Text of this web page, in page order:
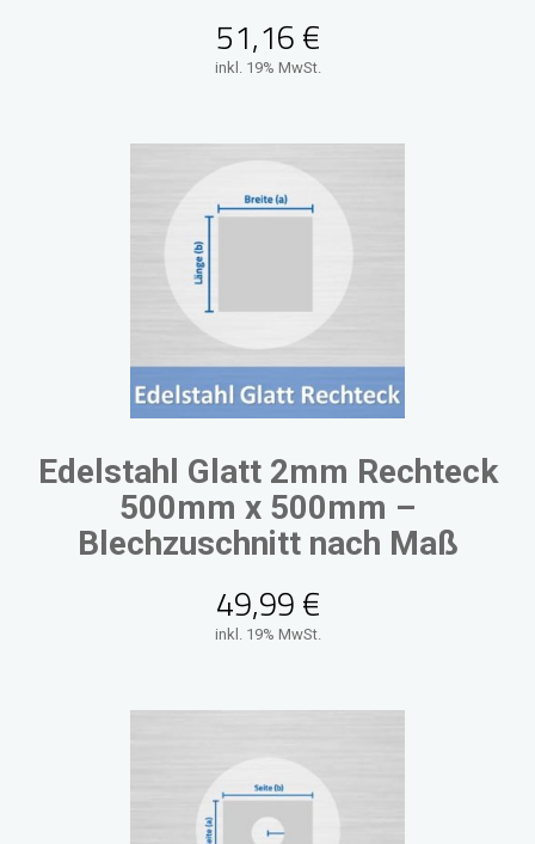
51,16€
inkl. 19% MwSt.
Edelstahl Glatt 2mm Rechteck
500mm x 500mm –
Blechzuschnitt nach Maß
49,99€
inkl. 19% MwSt.